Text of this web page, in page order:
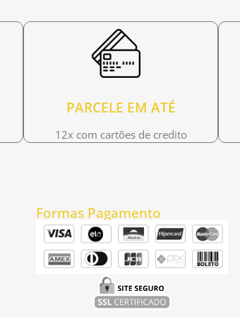
PARCELE EM ATÉ
12x com cartões de credito
Formas Pagamento